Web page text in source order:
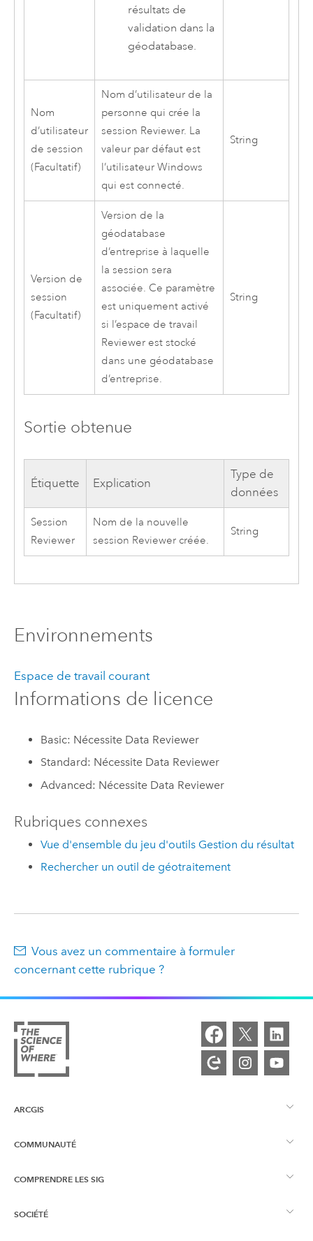
résultats de
validation dans la
géodatabase.
Nom
d’utilisateur
de session
(Facultatif)
Nom d’utilisateur de la
personne qui crée la
session Reviewer. La
valeur par défaut est
l’utilisateur Windows
qui est connecté.
String
Version de
session
(Facultatif)
Version de la
géodatabase
d’entreprise à laquelle
la session sera
associée. Ce paramètre
est uniquement activé
si l’espace de travail
Reviewer est stocké
dans une géodatabase
d’entreprise.
String
Sortie obtenue
Étiquette Explication
Type de
données
Session
Reviewer
Nom de la nouvelle
session Reviewer créée.
String
Environnements
Espace de travail courant
Informations de licence
Basic: Nécessite Data Reviewer
Standard: Nécessite Data Reviewer
Advanced: Nécessite Data Reviewer
Rubriques connexes
Vue d'ensemble du jeu d'outils Gestion du résultat
Rechercher un outil de géotraitement
Vous avez un commentaire à formuler
concernant cette rubrique ?
ARCGIS
Vue d’ensemble d’ArcGIS
COMMUNAUTÉ
Esri Community
COMPRENDRE LES SIG
Qu’est-ce qu’un SIG ?
SOCIÉTÉ